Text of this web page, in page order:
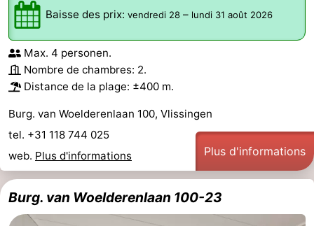
Baisse des prix: vendredi 28 – lundi 31 août 2026
Max. 4 personen.
Nombre de chambres: 2.
Distance de la plage: ±400 m.
Burg. van Woelderenlaan 100, Vlissingen
tel. +31 118 744 025
web. Plus d'informations Plus d'informations
Burg. van Woelderenlaan 100-23